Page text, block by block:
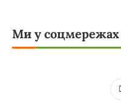
Ми у соцмережах